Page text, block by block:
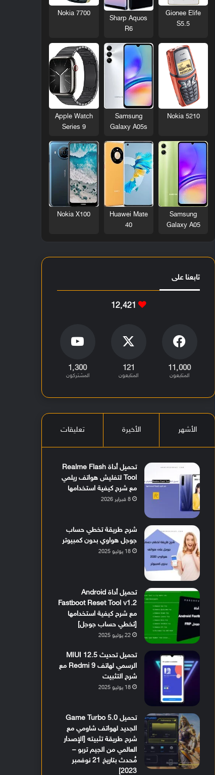
Gionee Elife
S5.5
Sharp Aquos
R6
Nokia 7700
Nokia 5210
Samsung
Galaxy A05s
Apple Watch
Series 9
Samsung
Galaxy A05
Huawei Mate
40
Nokia X100
تابعنا على
12٬421
11٬000
المتابعون
121
المتابعون
1٬300
المشتركون
الأشهر الأخيرة تعليقات
تحميل أداة Realme Flash
Tool لتفليش هواتف ريلمي
مع شرح كيفية استخدامها
8 فبراير 2026
شرح طريقة تخطي حساب
جوجل هواوي بدون كمبيوتر
18 يوليو 2025
تحميل أداة Android
Fastboot Reset Tool v1.2
مع شرح كيفية استخدامها
[تخطي حساب جوجل]
22 يوليو 2025
تحميل تحديث MIUI 12.5
الرسمي لهاتف Redmi 9 مع
شرح التثبيت
18 يوليو 2025
تحميل Game Turbo 5.0
الجديد لهواتف شاومي مع
شرح طريقة تثبيته [الإصدار
العالمي من الجيم تربو –
مُحدث بتاريخ 21 نوفمبر
2023]